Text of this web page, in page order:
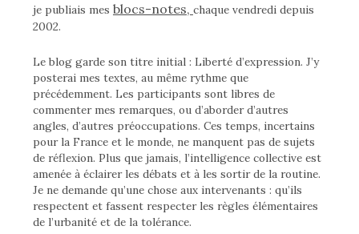
je publiais mes blocs-notes, chaque vendredi depuis
2002.
Le blog garde son titre initial : Liberté d’expression. J’y
posterai mes textes, au même rythme que
précédemment. Les participants sont libres de
commenter mes remarques, ou d’aborder d’autres
angles, d’autres préoccupations. Ces temps, incertains
pour la France et le monde, ne manquent pas de sujets
de réflexion. Plus que jamais, l’intelligence collective est
amenée à éclairer les débats et à les sortir de la routine.
Je ne demande qu’une chose aux intervenants : qu’ils
respectent et fassent respecter les règles élémentaires
de l’urbanité et de la tolérance.